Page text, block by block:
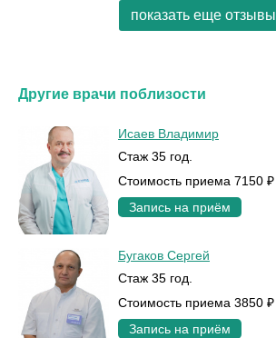
показать еще отзывы
Другие врачи поблизости
Исаев Владимир
Стаж 35 год.
Стоимость приема 7150 ₽
Запись на приём
Бугаков Сергей
Стаж 35 год.
Стоимость приема 3850 ₽
Запись на приём